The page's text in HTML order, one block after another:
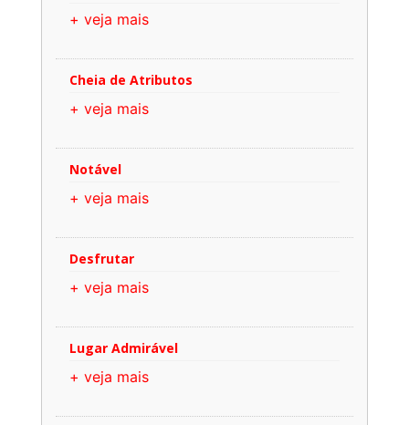
+ veja mais
Cheia de Atributos
+ veja mais
Notável
+ veja mais
Desfrutar
+ veja mais
Lugar Admirável
+ veja mais